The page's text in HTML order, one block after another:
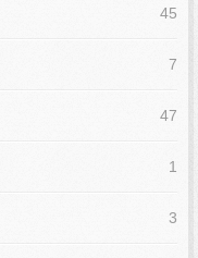
45
7
47
1
3